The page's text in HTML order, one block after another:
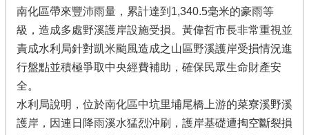
南化區帶來豐沛雨量，累計達到1,340.5毫米的豪雨等
級，造成多處野溪護岸設施受損。黃偉哲市長非常重視並
責成水利局針對凱米颱風造成之山區野溪護岸受損情況進
行盤點並積極爭取中央經費補助，確保民眾生命財產安
全。
水利局說明，位於南化區中坑里埔尾橋上游的菜寮溪野溪
護岸，因連日降雨溪水猛烈沖刷，護岸基礎遭掏空斷裂損